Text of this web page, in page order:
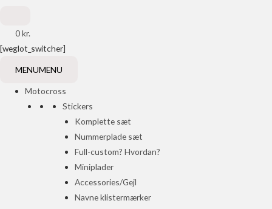
0kr.
[weglot_switcher]
MENUMENU
Motocross
Stickers
Komplette sæt
Nummerplade sæt
Full-custom? Hvordan?
Miniplader
Accessories/Gejl
Navne klistermærker